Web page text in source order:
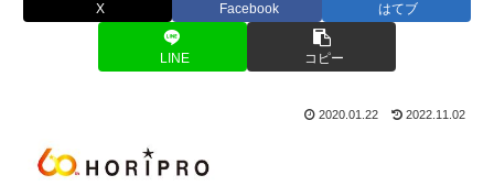
X Facebook はてブ
LINE コピー
2020.01.22 2022.11.02